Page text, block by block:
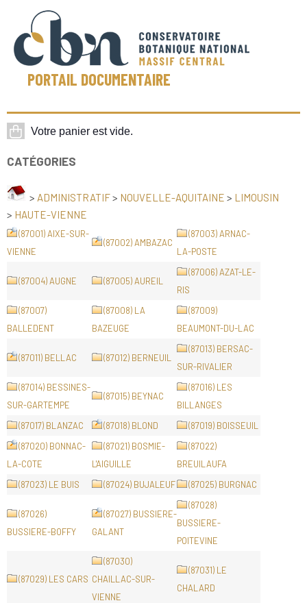
PORTAIL DOCUMENTAIRE
CATÉGORIES
> ADMINISTRATIF> NOUVELLE-AQUITAINE > LIMOUSIN
> HAUTE-VIENNE
(87001) AIXE-SUR-
VIENNE
(87002) AMBAZAC
(87003) ARNAC-
LA-POSTE
(87004) AUGNE (87005) AUREIL
(87006) AZAT-LE-
RIS
(87007)
BALLEDENT
(87008) LA
BAZEUGE
(87009)
BEAUMONT-DU-LAC
(87011) BELLAC (87012) BERNEUIL
(87013) BERSAC-
SUR-RIVALIER
(87014) BESSINES-
SUR-GARTEMPE
(87015) BEYNAC
(87016) LES
BILLANGES
(87017) BLANZAC
(87018) BLOND
(87019) BOISSEUIL
(87020) BONNAC-
LA-COTE
(87021) BOSMIE-
L'AIGUILLE
(87022)
BREUILAUFA
(87023) LE BUIS
(87024) BUJALEUF (87025) BURGNAC
(87026)
BUSSIERE-BOFFY
(87027) BUSSIERE-
GALANT
(87028)
BUSSIERE-
POITEVINE
(87029) LES CARS
(87030)
CHAILLAC-SUR-
VIENNE
(87031) LE
CHALARD